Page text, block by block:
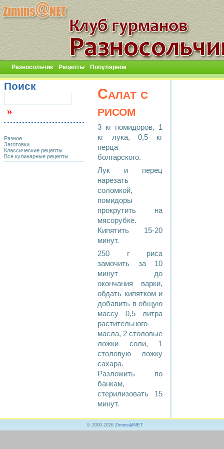
Разносольчик Рецепты Популярное
Салат с
рисом
3 кг помидоров, 1
кг лука, 0,5 кг
перца
болгарского.
Лук и перец
нарезать
соломкой,
помидоры
прокрутить на
мясорубке.
Кипятить 15-20
минут.
250 г риса
замочить за 10
минут до
окончания варки,
обдать кипятком и
добавить в общую
массу 0,5 литра
растительного
масла, 2 столовые
ложки соли, 1
столовую ложку
сахара.
Разложить по
банкам,
стерилизовать 15
минут.
Поиск
Разное
Заготовки
Классические рецепты
Все кулинарные рецепты
© 2000-2026 Zimins@NET